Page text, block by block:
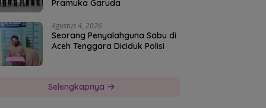
Pramuka Garuda
Agustus 4, 2026
Seorang Penyalahguna Sabu di
Aceh Tenggara Diciduk Polisi
Selengkapnya